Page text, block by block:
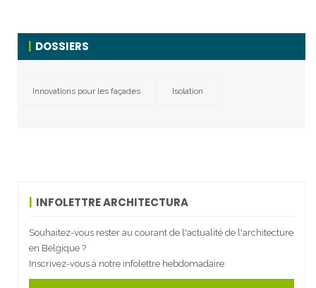
DOSSIERS
Innovations pour les façades Isolation
INFOLETTRE ARCHITECTURA
Souhaitez-vous rester au courant de l'actualité de l'architecture
en Belgique ?
Inscrivez-vous à notre infolettre hebdomadaire.